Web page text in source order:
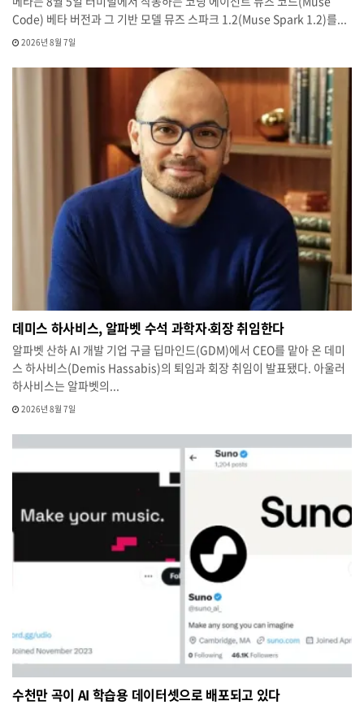
Code) 베타 버전과 그 기반 모델 뮤즈 스파크 1.2(Muse Spark 1.2)를...
2026년 8월 7일
데미스 하사비스, 알파벳 수석 과학자‧회장 취임한다
알파벳 산하 AI 개발 기업 구글 딥마인드(GDM)에서 CEO를 맡아 온 데미
스 하사비스(Demis Hassabis)의 퇴임과 회장 취임이 발표됐다. 아울러
하사비스는 알파벳의...
2026년 8월 7일
수천만 곡이 AI 학습용 데이터셋으로 배포되고 있다